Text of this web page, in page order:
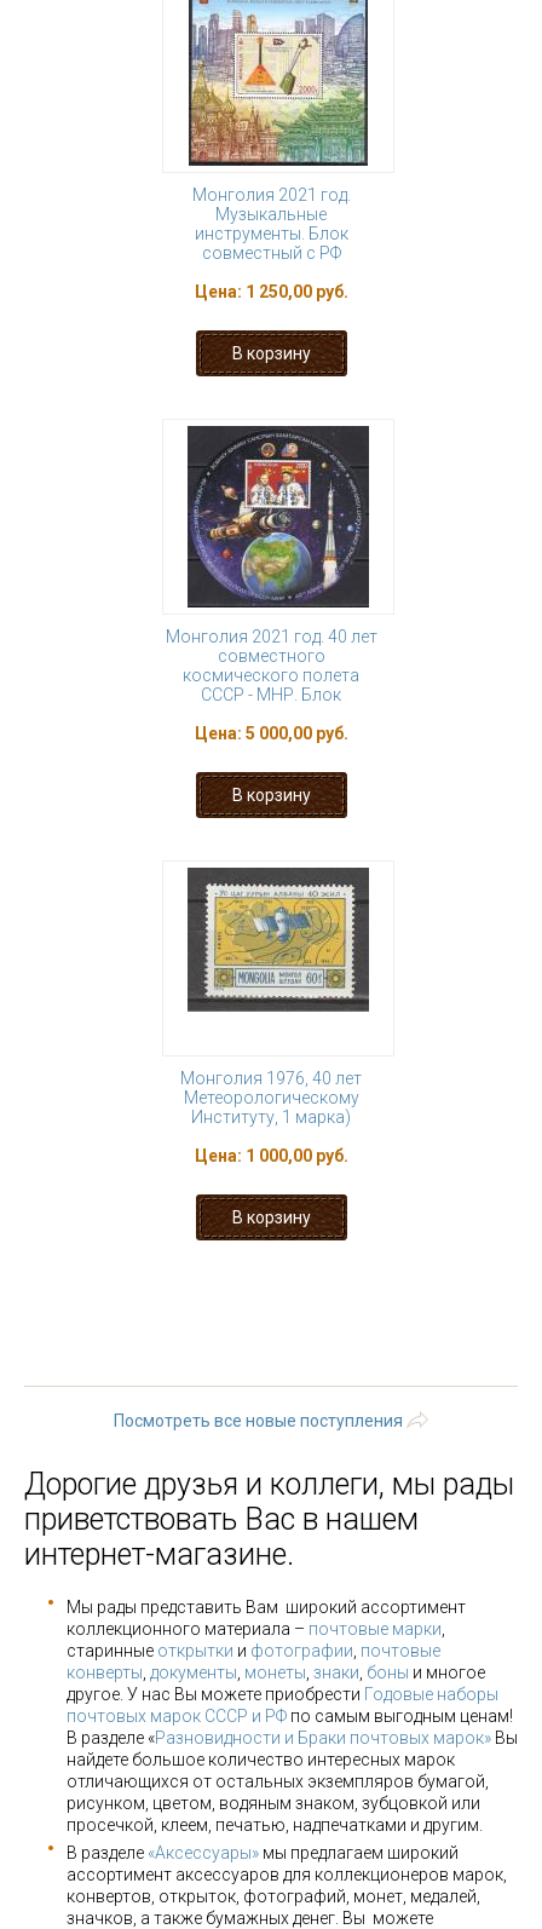
Монголия 2021 год.
Музыкальные
инструменты. Блок
совместный с РФ
Цена: 1 250,00 руб.
Монголия 2021 год. 40 лет
совместного
космического полета
СССР - МНР. Блок
Цена: 5 000,00 руб.
Монголия 1976, 40 лет
Метеорологическому
Институту, 1 марка)
Цена: 1 000,00 руб.
Посмотреть все новые поступления
Дорогие друзья и коллеги, мы рады
приветствовать Вас в нашем
интернет-магазине.
Мы рады представить Вам широкий ассортимент
коллекционного материала – почтовые марки
старинные открытки и фотографии почтовые
конверты документы монеты знаки боны и многое
другое. У нас Вы можете приобрести Годовые наборы
почтовых марок СССР и РФ по самым выгодным ценам!
В разделе «Разновидности и Браки почтовых марок» Вы
найдете большое количество интересных марок
отличающихся от остальных экземпляров бумагой,
рисунком, цветом, водяным знаком, зубцовкой или
просечкой, клеем, печатью, надпечатками и другим.
В разделе «Аксессуары» мы предлагаем широкий
ассортимент аксессуаров для коллекционеров марок,
конвертов, открыток, фотографий, монет, медалей,
значков, а также бумажных денег. Вы можете